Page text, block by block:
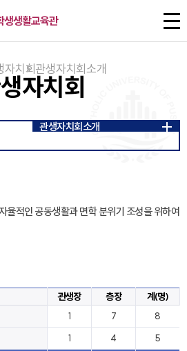
생생활교육관
전
체
메
자치회
자치회관생자치회소개
관생자치회소개
율적인 공동생활과 면학 분위기 조성을 위하여
관생장 층장
계(명)
1 7
8
1 4
5